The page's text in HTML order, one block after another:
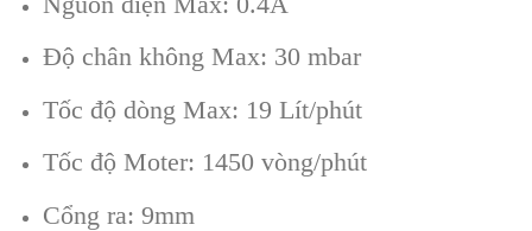
Độ chân không Max: 30 mbar
Tốc độ dòng Max: 19 Lít/phút
Tốc độ Moter: 1450 vòng/phút
Cổng ra: 9mm